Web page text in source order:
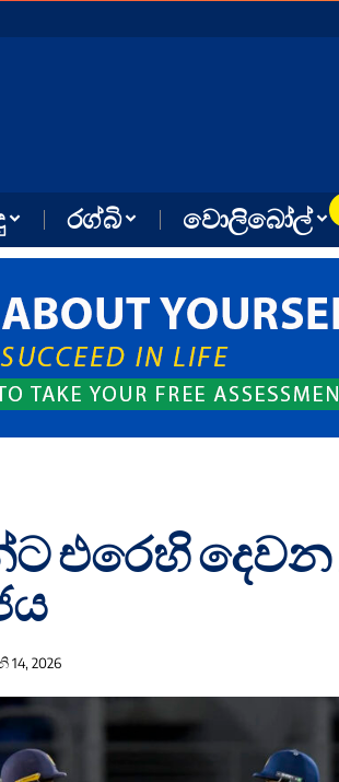
රග්බි වොලිබෝල්
එරෙහි දෙවන
14, 2026